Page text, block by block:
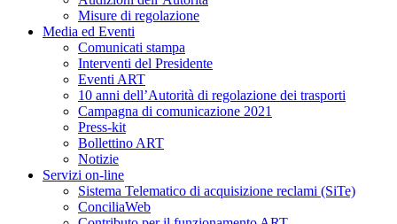
Misure di regolazione
Media ed Eventi
Comunicati stampa
Interventi del Presidente
Eventi ART
10 anni dell’Autorità di regolazione dei trasporti
Campagna di comunicazione 2021
Press-kit
Bollettino ART
Notizie
Servizi on-line
Sistema Telematico di acquisizione reclami (SiTe)
ConciliaWeb